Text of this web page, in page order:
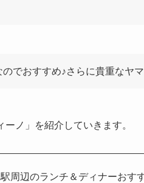
のでおすすめ♪さらに貴重なヤ
ノ」を紹介していきます。
周辺のランチ＆ディナーおす